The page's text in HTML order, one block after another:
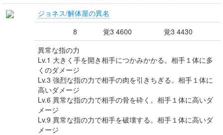
ジョネス/解体屋の異名
8
覚3 4600
覚3 4430
異常な指の力
Lv.1 大きく手を開き相手につかみかかる。相手１体に多
くのダメージ
Lv.3 強烈な指の力で相手の肉を引きちぎる。相手１体に
高いダメージ
Lv.6 異常な指の力で相手の骨を砕く。相手１体に高いダ
メージ
Lv.9 異常な指の力で相手を破壊する。相手１体に高いダ
メージ